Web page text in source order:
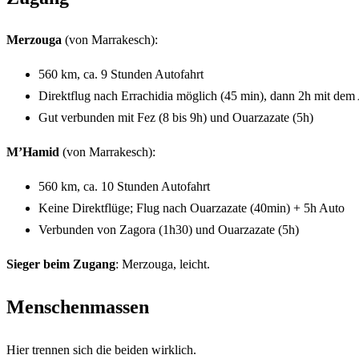
Merzouga (von Marrakesch):
560 km, ca. 9 Stunden Autofahrt
Direktflug nach Errachidia möglich (45 min), dann 2h mit dem
Gut verbunden mit Fez (8 bis 9h) und Ouarzazate (5h)
M’Hamid (von Marrakesch):
560 km, ca. 10 Stunden Autofahrt
Keine Direktflüge; Flug nach Ouarzazate (40min) + 5h Auto
Verbunden von Zagora (1h30) und Ouarzazate (5h)
Sieger beim Zugang: Merzouga, leicht.
Menschenmassen
Hier trennen sich die beiden wirklich.